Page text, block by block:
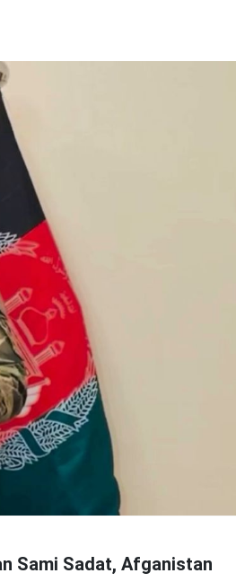
Sami Sadat, Afganistan